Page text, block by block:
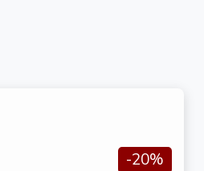
-20%